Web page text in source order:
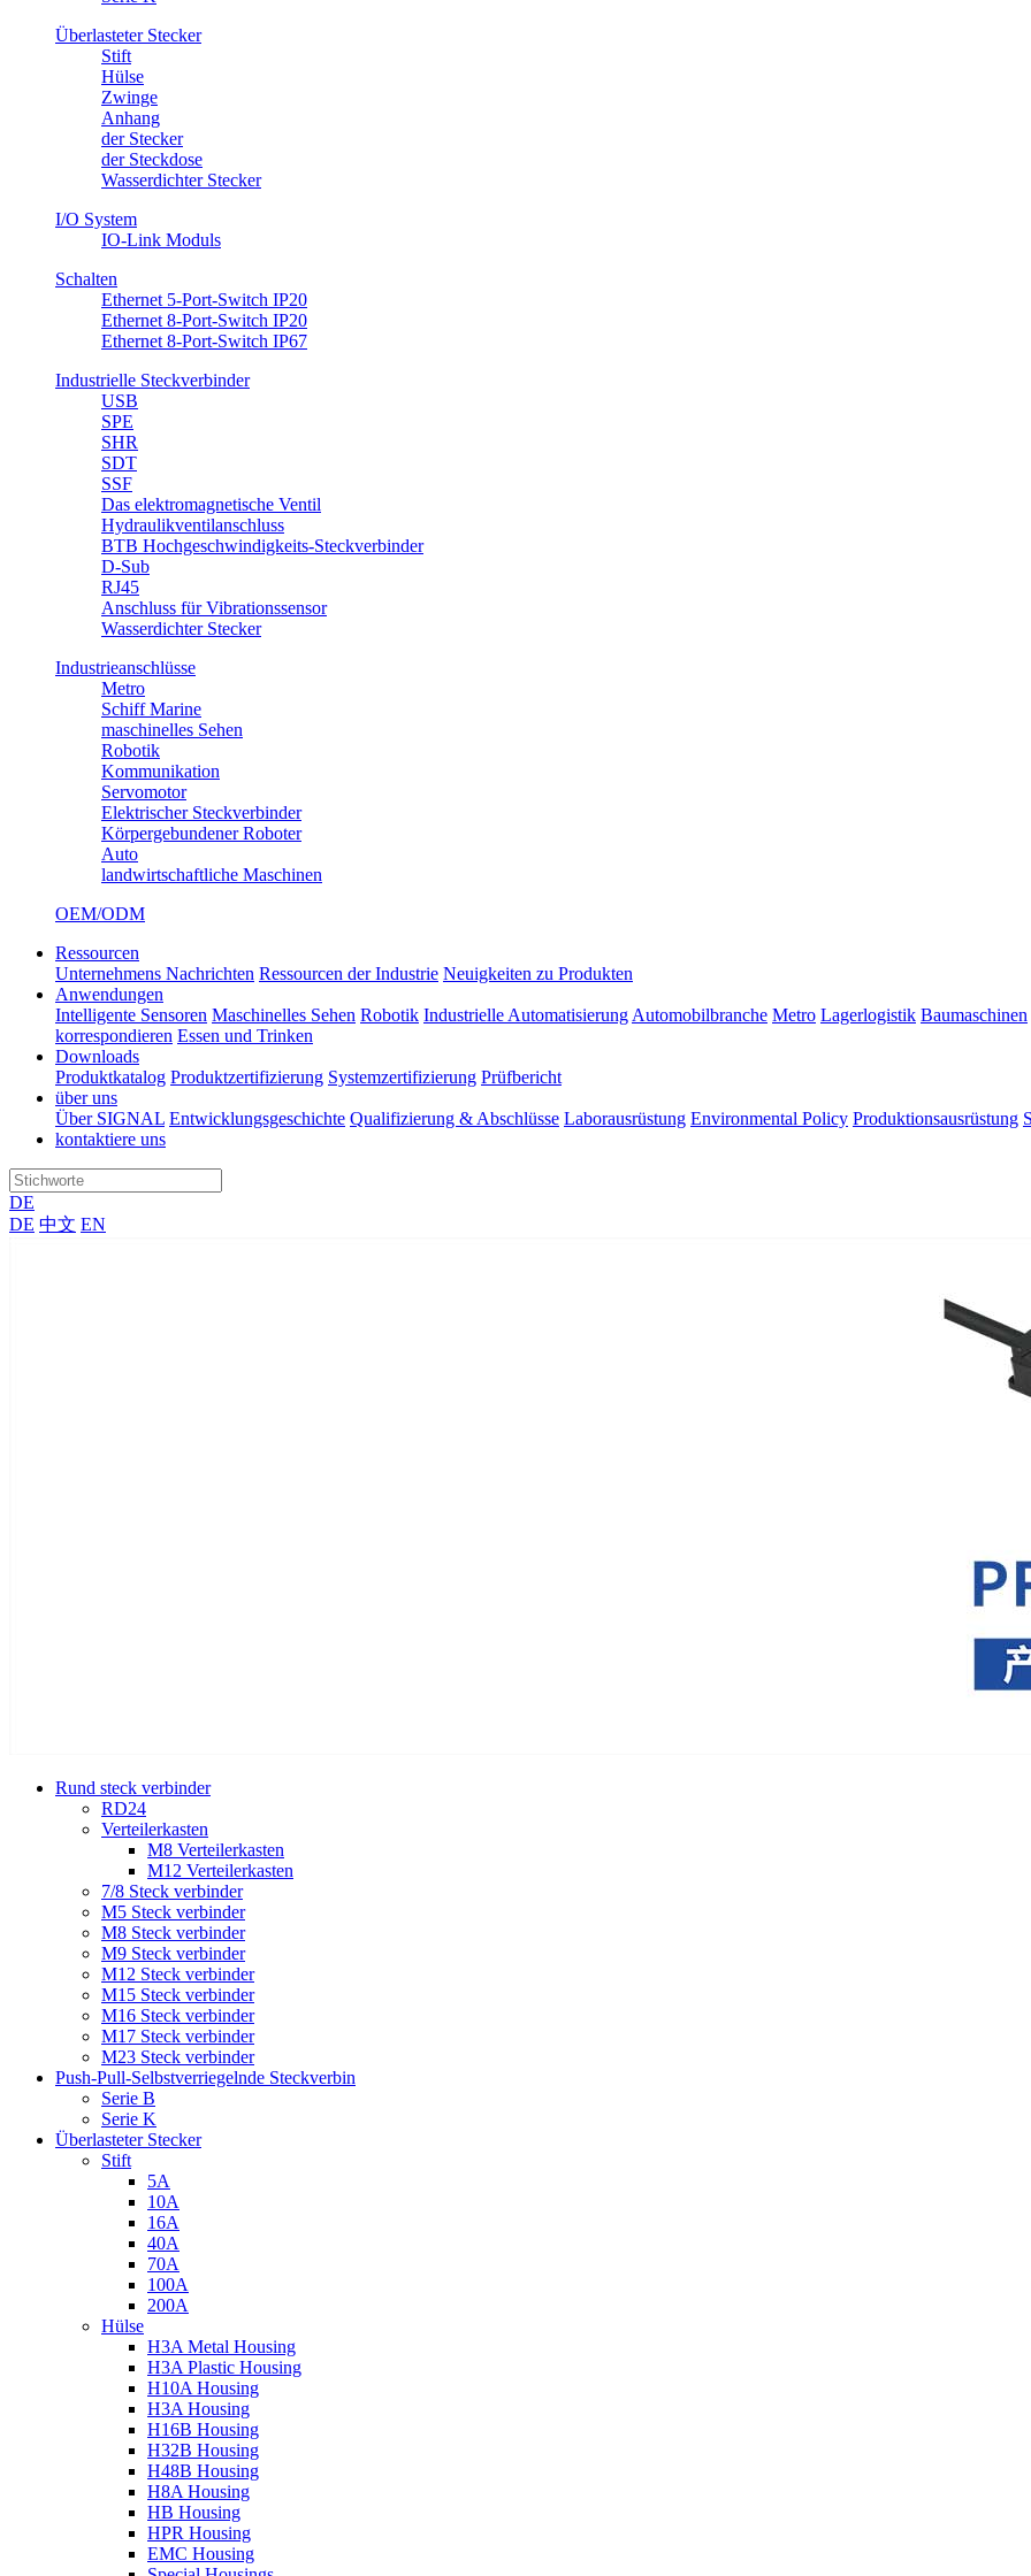
Überlasteter Stecker
Stift
Hülse
Zwinge
Anhang
​der Stecker
der Steckdose
Wasserdichter Stecker
I/O System
IO-Link Moduls
Schalten
Ethernet 5-Port-Switch IP20
Ethernet 8-Port-Switch IP20
Ethernet 8-Port-Switch IP67
Industrielle Steckverbinder
USB
SPE
SHR
SDT
SSF
Das elektromagnetische Ventil
Hydraulikventilanschluss
BTB Hochgeschwindigkeits-Steckverbinder
D-Sub
RJ45
Anschluss für Vibrationssensor
Wasserdichter Stecker
Industrieanschlüsse
Metro
Schiff Marine
maschinelles Sehen
Robotik
Kommunikation
Servomotor
Elektrischer Steckverbinder
Körpergebundener Roboter
Auto
landwirtschaftliche Maschinen
OEM/ODM
Ressourcen
Unternehmens Nachrichten Ressourcen der Industrie Neuigkeiten zu Produkten
Anwendungen
Intelligente Sensoren Maschinelles Sehen Robotik Industrielle Automatisierung Automobilbranche Metro Lagerlogistik Baumaschinen
korrespondieren Essen und Trinken
Downloads
Produktkatalog Produktzertifizierung Systemzertifizierung Prüfbericht
über uns
Über SIGNAL Entwicklungsgeschichte Qualifizierung & Abschlüsse Laborausrüstung Environmental Policy Produktionsausrüstung
kontaktiere uns
DE
DE 中文 EN
Rund steck verbinder
RD24
Verteilerkasten
M8 Verteilerkasten
M12 Verteilerkasten
7/8 Steck verbinder
M5 Steck verbinder
M8 Steck verbinder
M9 Steck verbinder
M12 Steck verbinder
M15 Steck verbinder
M16 Steck verbinder
M17 Steck verbinder
M23 Steck verbinder
Push-Pull-Selbstverriegelnde Steckverbin
Serie B
Serie K
Überlasteter Stecker
Stift
5A
10A
16A
40A
70A
100A
200A
Hülse
H3A Metal Housing
H3A Plastic Housing
H10A Housing
H3A Housing
H16B Housing
H32B Housing
H48B Housing
H8A Housing
HB Housing
HPR Housing
EMC Housing